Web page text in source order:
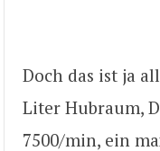
Doch das ist ja
Liter Hubraum,
7500/min, ein